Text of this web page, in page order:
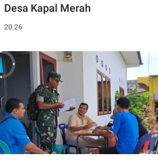
Desa Kapal Merah
20:26